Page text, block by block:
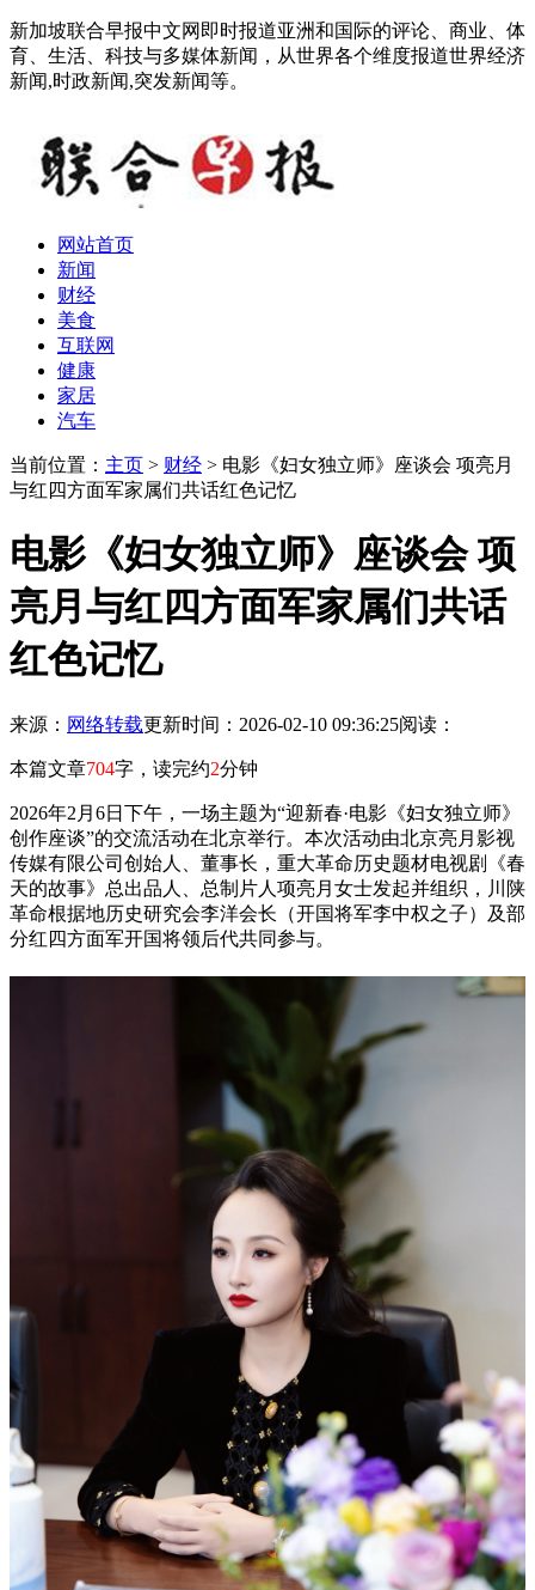
新加坡联合早报中文网即时报道亚洲和国际的评论、商业、体
育、生活、科技与多媒体新闻，从世界各个维度报道世界经济
新闻,时政新闻,突发新闻等。
网站首页
新闻
财经
美食
互联网
健康
家居
汽车
当前位置： 主页 > 财经 > 电影《妇女独立师》座谈会 项亮月
与红四方面军家属们共话红色记忆
电影《妇女独立师》座谈会 项
亮月与红四方面军家属们共话
红色记忆
来源： 网络转载更新时间：2026-02-10 09:36:25阅读：
本篇文章704字，读完约2分钟
2026年2月6日下午，一场主题为“迎新春·电影《妇女独立师》
创作座谈”的交流活动在北京举行。本次活动由北京亮月影视
传媒有限公司创始人、董事长，重大革命历史题材电视剧《春
天的故事》总出品人、总制片人项亮月女士发起并组织，川陕
革命根据地历史研究会李洋会长（开国将军李中权之子）及部
分红四方面军开国将领后代共同参与。